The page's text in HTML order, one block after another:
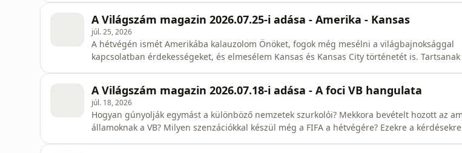
A Világszám magazin 2026.07.25-i adása - Amerika - Kansas
júl. 25, 2026
A hétvégén ismét Amerikába kalauzolom Önöket, fogok még mesélni a világbajnoksággal
kapcsolatban érdekességeket, és elmesélem Kansas és Kansas City történetét is.
A Világszám magazin 2026.07.18-i adása - A foci VB hangulata
júl. 18, 2026
Hogyan gúnyolják egymást a különböző nemzetek szurkolói? Mekkora bevételt hozott az
államoknak a VB? Milyen szenzációkkal készül még a FIFA a hétvégére? Ezekre a